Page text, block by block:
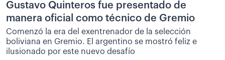
Gustavo Quinteros fue presentado de
manera oficial como técnico de Gremio
Comenzó la era del exentrenador de la selección
boliviana en Gremio. El argentino se mostró feliz e
ilusionado por este nuevo desafío